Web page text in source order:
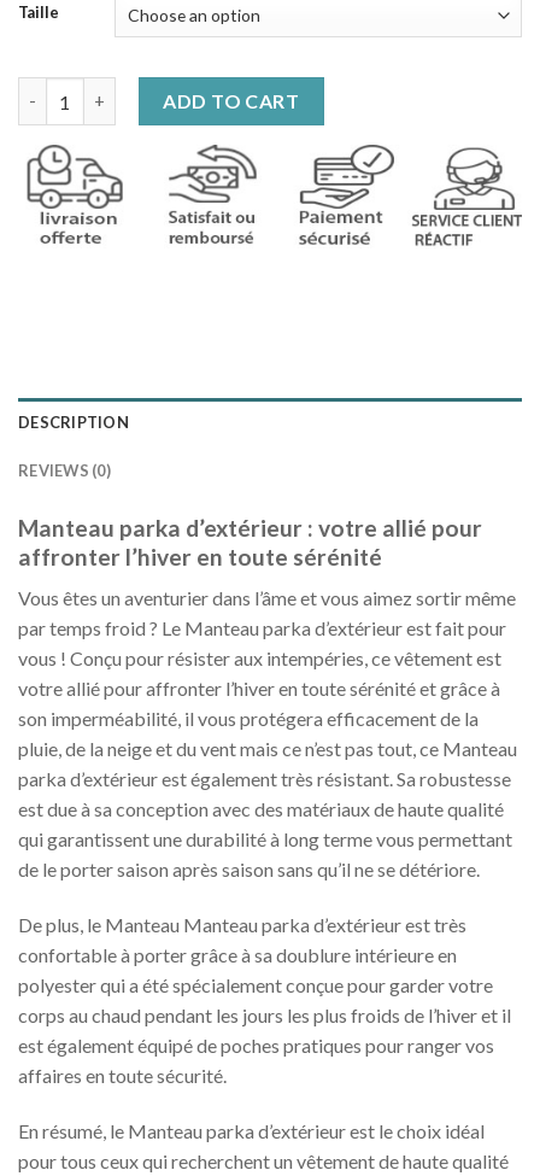
Taille
ADD TO CART
DESCRIPTION
REVIEWS (0)
Manteau parka d’extérieur : votre allié pour
affronter l’hiver en toute sérénité
Vous êtes un aventurier dans l’âme et vous aimez sortir même
par temps froid ? Le Manteau parka d’extérieur est fait pour
vous ! Conçu pour résister aux intempéries, ce vêtement est
votre allié pour affronter l’hiver en toute sérénité et grâce à
son imperméabilité, il vous protégera efficacement de la
pluie, de la neige et du vent mais ce n’est pas tout, ce Manteau
parka d’extérieur est également très résistant. Sa robustesse
est due à sa conception avec des matériaux de haute qualité
qui garantissent une durabilité à long terme vous permettant
de le porter saison après saison sans qu’il ne se détériore.
De plus, le Manteau Manteau parka d’extérieur est très
confortable à porter grâce à sa doublure intérieure en
polyester qui a été spécialement conçue pour garder votre
corps au chaud pendant les jours les plus froids de l’hiver et il
est également équipé de poches pratiques pour ranger vos
affaires en toute sécurité.
En résumé, le Manteau parka d’extérieur est le choix idéal
pour tous ceux qui recherchent un vêtement de haute qualité